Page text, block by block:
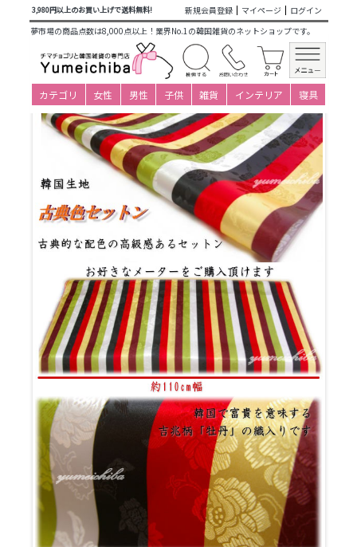
3,980円以上のお買い上げで送料無料! 新規会員登録 マイページ
ログイン
夢市場の商品点数は8,000点以上！業界No.1の韓国雑貨のネットショップです。
カテゴリ 女性 男性 子供 雑貨 インテリア 寝具
商品カテゴリ一覧>韓国雑貨 手芸>韓国生地> 韓国生地セ
ットン(縞模様)生地 幅110cm 古典色セットン